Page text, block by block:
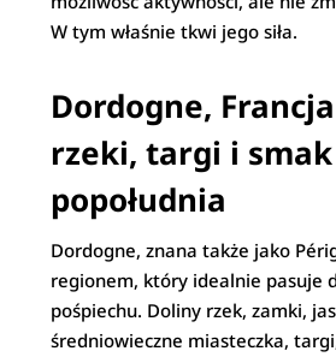
W tym właśnie tkwi jego siła.
Dordogne,
rzeki, targi i smak
popołudnia
Dordogne, znana także jako
regionem, który idealnie pasuje
pośpiechu. Doliny rzek, zamki,
średniowieczne miasteczka,